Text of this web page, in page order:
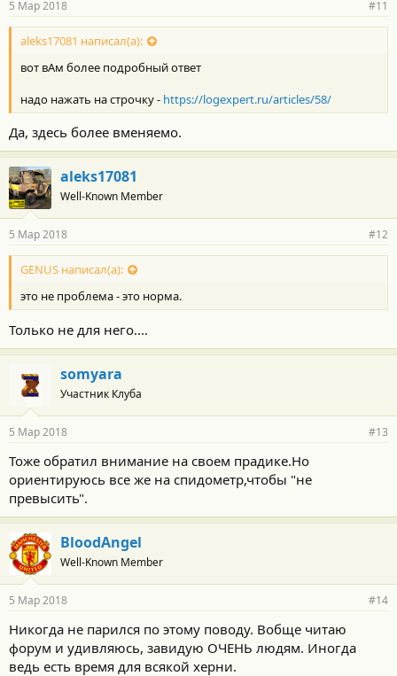
н
о
с
и
5 Мар 2018 #11
aleks17081 написал(а):
вот вАм более подробный ответ
надо нажать на строчку - https://logexpert.ru/articles/58/
Да, здесь более вменяемо.
aleks17081
Well-Known Member
5 Мар 2018 #12
GENUS написал(а):
это не проблема - это норма.
Только не для него....
somyara
Участник Клуба
5 Мар 2018 #13
Тоже обратил внимание на своем прадике.Но
ориентируюсь все же на спидометр,чтобы "не
превысить".
BloodAngel
Well-Known Member
5 Мар 2018 #14
Никогда не парился по этому поводу. Вобще читаю
форум и удивляюсь, завидую ОЧЕНЬ людям. Иногда
ведь есть время для всякой херни.